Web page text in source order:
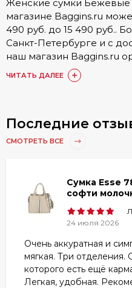
Женские сумки Бежевые
магазине Baggins.ru
490 руб. до 15 490 руб..
Санкт-Петербурге и с
наш магазин Baggins.ru
городу. Подробные
стоимость доступна в
онлайн на сайте. Также
телефона 8 (800) 511-35-
магазинов. Наши
отзывов, с которыми вы
товарах или разделе
Любой из
можете в разделе
ЧИТАТЬ ДАЛЕЕ
Последние
СМОТРЕТЬ ВСЕ
Сумка Esse
софти
24 июля 2026
Очень аккуратная и
мягкая. Три отделения.
которого есть ещё
Легкая, удобная.